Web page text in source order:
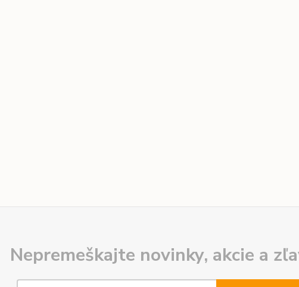
Nepremeškajte novinky, akcie a